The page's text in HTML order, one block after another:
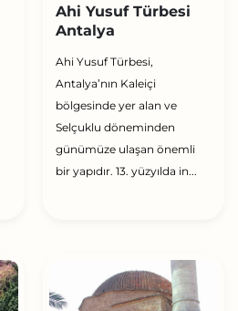
Ahi Yusuf Türbesi
Antalya
Ahi Yusuf Türbesi,
Antalya’nın Kaleiçi
bölgesinde yer alan ve
Selçuklu döneminden
günümüze ulaşan önemli
bir yapıdır. 13. yüzyılda in...